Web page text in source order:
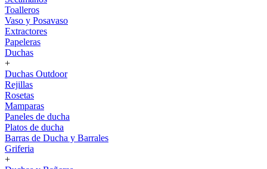
Toalleros
Vaso y Posavaso
Extractores
Papeleras
Duchas
+
Duchas Outdoor
Rejillas
Rosetas
Mamparas
Paneles de ducha
Platos de ducha
Barras de Ducha y Barrales
Griferia
+